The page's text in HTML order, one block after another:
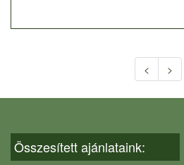
< >
Összesített ajánlataink: